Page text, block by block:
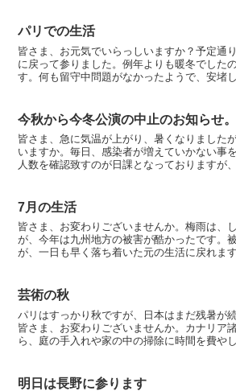
パリでの生活
皆さま、お元気でいらっしいますか？予定通
に戻って参りました。例年よりも暖冬でした
す。何も留守中問題がなかったようで、安堵
今秋から今冬公演の中止のお知らせ。
皆さま、急に気温が上がり、暑くなりました
いますか。毎日、感染者が増えていかない事
人数を確認致すのが日課となっておりますが
7月の生活
皆さま、お変わりございませんか。梅雨は、
が、今年は九州地方の被害が酷かったです。
が、一日も早く落ち着いた元の生活に戻れま
芸術の秋
パリはすっかり秋ですが、日本はまだ残暑が
皆さま、お変わりございませんか。カナリア
ら、庭の手入れや家の中の掃除に時間を費や
明日は長野に参ります